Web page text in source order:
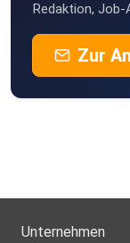
Redaktion, Job-
Zur
Unternehmen